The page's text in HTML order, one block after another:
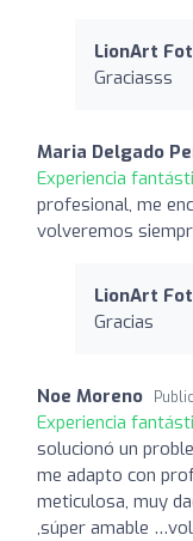
LionArt
Graciasss
Maria Delgado
Experiencia
profesional, me
volveremos
LionArt
Gracias
Noe Moreno
Experiencia
solucionó un
me adapto con
meticulosa, muy
,súper amable